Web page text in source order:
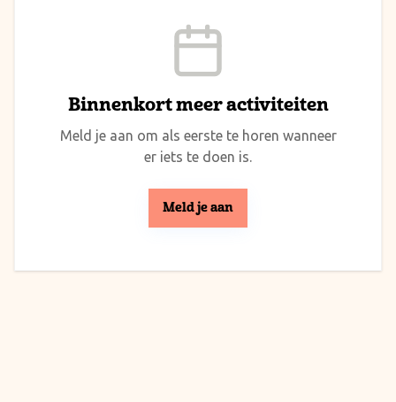
Binnenkort meer activiteiten
Meld je aan om als eerste te horen wanneer
er iets te doen is.
Meld je aan